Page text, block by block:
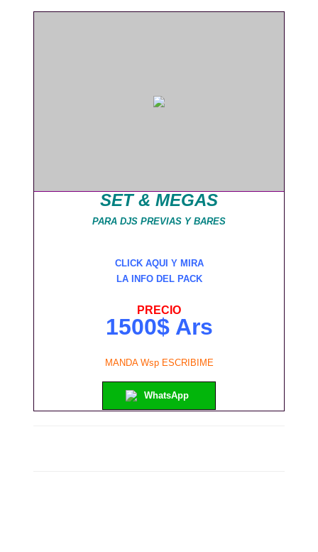
SET & MEGAS
PARA DJS PREVIAS Y BARES
CLICK AQUI Y MIRA
LA INFO DEL PACK
PRECIO
1500$ Ars
MANDA Wsp ESCRIBIME
WhatsApp